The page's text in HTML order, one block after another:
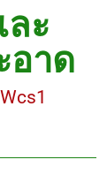
ปฐม
นขัด
ะ
อาด